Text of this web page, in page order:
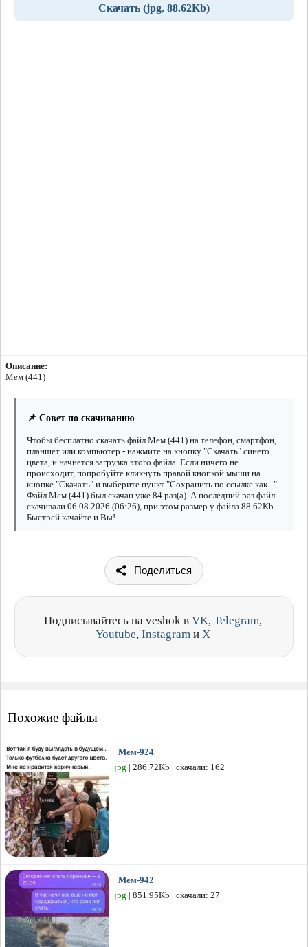
Скачать (jpg, 88.62Kb)
Описание:
Мем (441)
📌 Совет по скачиванию
Чтобы бесплатно скачать файл Мем (441) на телефон, смартфон,
планшет или компьютер - нажмите на кнопку "Скачать" синего
цвета, и начнется загрузка этого файла. Если ничего не
происходит, попробуйте кликнуть правой кнопкой мыши на
кнопке "Скачать" и выберите пункт "Сохранить по ссылке как...".
Файл Мем (441) был скачан уже 84 раз(а). А последний раз файл
скачивали 06.08.2026 (06:26), при этом размер у файла 88.62Kb.
Быстрей качайте и Вы!
Поделиться
Подписывайтесь на veshok в VK, Telegram,
Youtube, Instagram и X
Похожие файлы
Мем-924
jpg | 286.72Kb | скачали: 162
Мем-942
jpg | 851.95Kb | скачали: 27